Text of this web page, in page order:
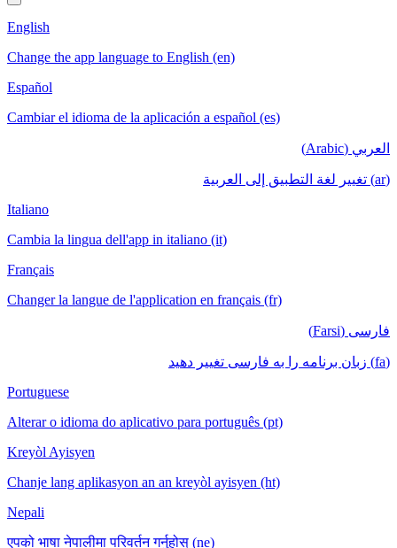
English
Change the app language to English (en)
Español
Cambiar el idioma de la aplicación a español (es)
العربي (Arabic)
(ar) تغيير لغة التطبيق إلى العربية
Italiano
Cambia la lingua dell'app in italiano (it)
Français
Changer la langue de l'application en français (fr)
فارسی (Farsi)
(fa) زبان برنامه را به فارسی تغییر دهید
Portuguese
Alterar o idioma do aplicativo para português (pt)
Kreyòl Ayisyen
Chanje lang aplikasyon an an kreyòl ayisyen (ht)
Nepali
एपको भाषा नेपालीमा परिवर्तन गर्नुहोस् (ne)